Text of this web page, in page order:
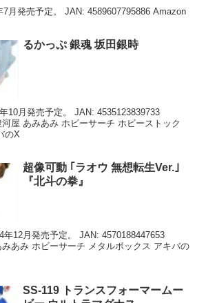
7月発売予定。 JAN: 4589607795886 Amazon
るかっぷ 銀魂 坂田銀時
10月発売予定。 JAN: 4535123839733
屋 あみあみ ホビーサーチ ホビーストック
のX
超像可動 ｢ラオウ 無想転生Ver.｣
『北斗の拳』
年12月発売予定。 JAN: 4570188447653
あみ ホビーサーチ メタルボックス アキバの
SS-119 トランスフォーマームー